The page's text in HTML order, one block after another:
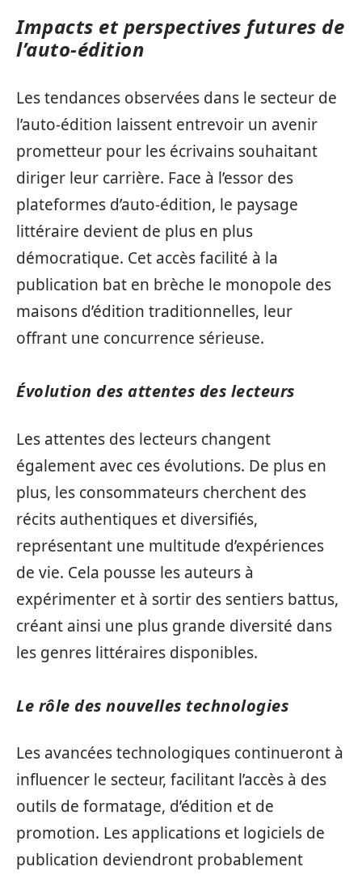
Impacts et perspectives futures de
l’auto-édition
Les tendances observées dans le secteur de
l’auto-édition laissent entrevoir un avenir
prometteur pour les écrivains souhaitant
diriger leur carrière. Face à l’essor des
plateformes d’auto-édition, le paysage
littéraire devient de plus en plus
démocratique. Cet accès facilité à la
publication bat en brèche le monopole des
maisons d’édition traditionnelles, leur
offrant une concurrence sérieuse.
Évolution des attentes des lecteurs
Les attentes des lecteurs changent
également avec ces évolutions. De plus en
plus, les consommateurs cherchent des
récits authentiques et diversifiés,
représentant une multitude d’expériences
de vie. Cela pousse les auteurs à
expérimenter et à sortir des sentiers battus,
créant ainsi une plus grande diversité dans
les genres littéraires disponibles.
Le rôle des nouvelles technologies
Les avancées technologiques continueront à
influencer le secteur, facilitant l’accès à des
outils de formatage, d’édition et de
promotion. Les applications et logiciels de
publication deviendront probablement